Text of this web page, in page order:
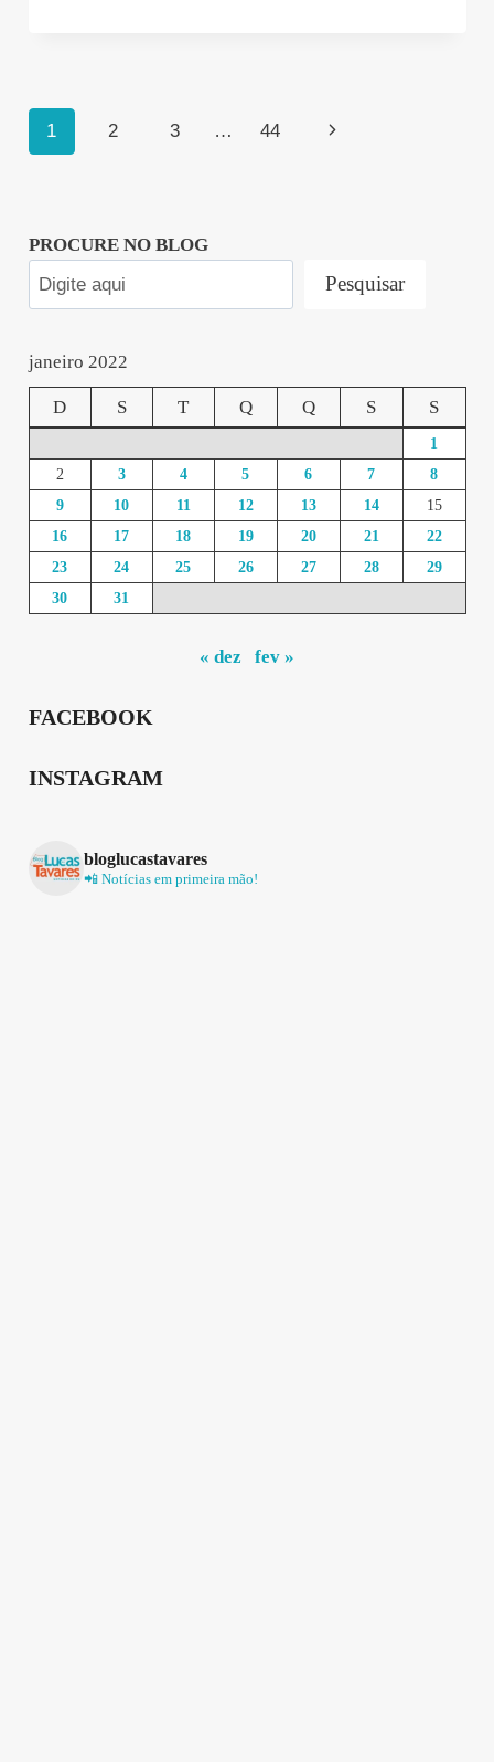
Navegação
1 2 3 … 44
Página
PROCURE NO BLOG
Pesquisar
janeiro 2022
D S T Q Q S S
1
2
3 4 5 6 7
8
9
10 11 12 13 14
15
16
17 18 19 20 21
22
23
24 25 26 27 28
29
30
31
« dez fev »
FACEBOOK
INSTAGRAM
bloglucastavares
📲 Notícias em primeira mão!